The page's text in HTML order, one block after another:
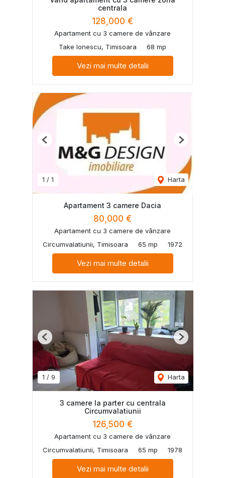
centrala
128,000 €
Apartament cu 3 camere de vânzare
Take Ionescu, Timisoara
68 mp
Vezi mai multe detalii
1 / 1 Harta
Previous Next
Apartament 3 camere Dacia
80,000 €
Apartament cu 3 camere de vânzare
Circumvalatiunii, Timisoara
65 mp 1972
Vezi mai multe detalii
1 / 9 Harta
Previous Next
3 camere la parter cu centrala
Circumvalatiunii
126,500 €
Apartament cu 3 camere de vânzare
Circumvalatiunii, Timisoara
65 mp 1978
Vezi mai multe detalii